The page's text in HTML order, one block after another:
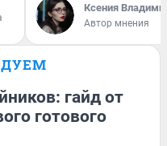
Ксения
Автор мнения
гайд от
готового